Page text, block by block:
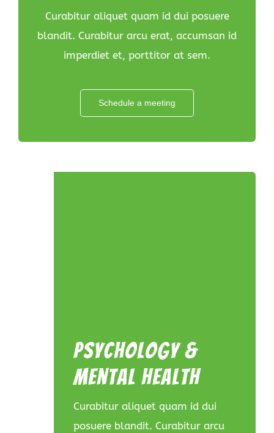
Curabitur aliquet quam id dui posuere
blandit. Curabitur arcu erat, accumsan id
imperdiet et, porttitor at sem.
Schedule a meeting
Psychology &
mental health
Curabitur aliquet quam id dui
posuere blandit. Curabitur arcu